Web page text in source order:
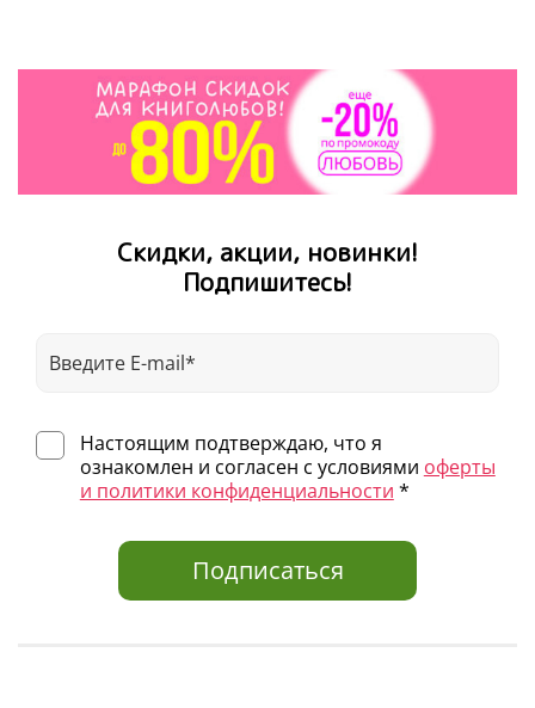
Скидки, акции, новинки!
Подпишитесь!
Настоящим подтверждаю, что я
ознакомлен и согласен с условиями оферты
и политики конфиденциальности *
Подписаться